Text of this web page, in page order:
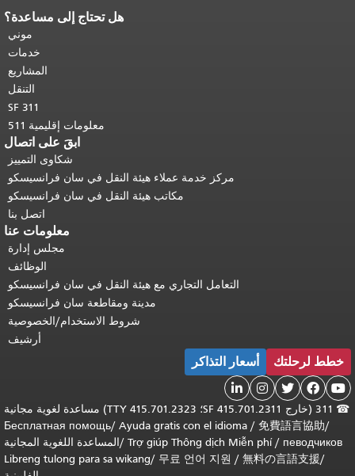
هل تحتاج إلى مساعدة؟
موني
خدمات
المشاريع
التنقل
SF 311
معلومات إقليمية 511
ابقَ على اتصال
شكاوى التمييز
مركز خدمة عملاء هيئة النقل في سان فرانسيسكو
مكاتب هيئة النقل في سان فرانسيسكو
اتصل بنا
معلومات عنا
مجلس إدارة
الوظائف
التعامل التجاري مع هيئة النقل في سان فرانسيسكو
مدينة ومقاطعة سان فرانسيسكو
شروط الاستخدام/الخصوصية
أرشيف
خطط لرحلتك أسعار التذاكر





☎
311 (خارج SF 415.701.2311؛ TTY 415.701.2323) مساعدة لغوية مجانية
/
免費語言協助
/
Ayuda gratis con el idioma
/
Бесплатная помощь
певодчиков
/
Trợ giúp Thông dịch Miễn phí
/المساعدة اللغوية المجانية
/
無料の言語支援
/
무료 언어 지원
/
Libreng tulong para sa wikang